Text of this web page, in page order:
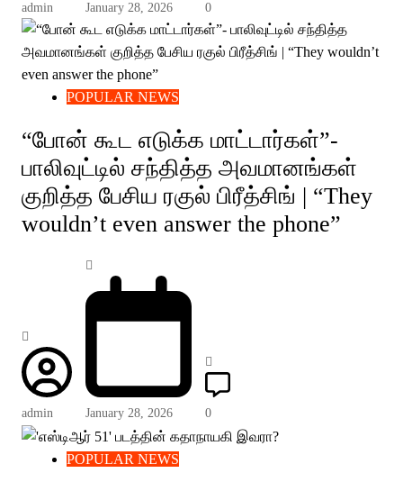
admin January 28, 2026 0
POPULAR NEWS
“போன் கூட எடுக்க மாட்டார்கள்”-
பாலிவுட்டில் சந்தித்த அவமானங்கள்
குறித்த பேசிய ரகுல் பிரீத்சிங் | “They
wouldn’t even answer the phone”
admin January 28, 2026 0
POPULAR NEWS